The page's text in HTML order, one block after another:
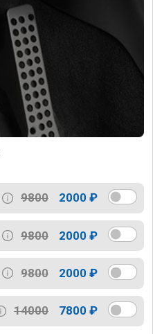
9800 2000 ₽
9800 2000 ₽
9800 2000 ₽
14000 7800 ₽